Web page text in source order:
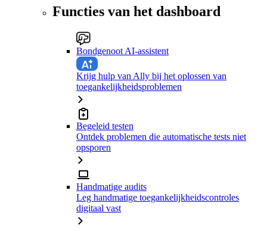
Functies van het dashboard
Bondgenoot AI-assistent
Krijg hulp van Ally bij het oplossen van
toegankelijkheidsproblemen
Begeleid testen
Ontdek problemen die automatische tests niet
opsporen
Handmatige audits
Leg handmatige toegankelijkheidscontroles
digitaal vast